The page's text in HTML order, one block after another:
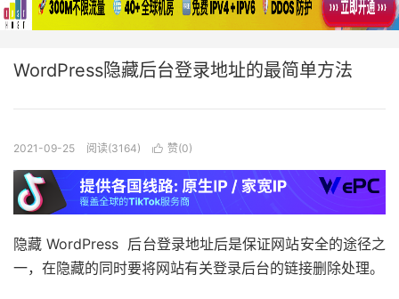
WordPress隐藏后台登录地址的最简单方法
2021-09-25 阅读(3164)  赞(0)
隐藏 WordPress 后台登录地址后是保证网站安全的途径之
一，在隐藏的同时要将网站有关登录后台的链接删除处理。